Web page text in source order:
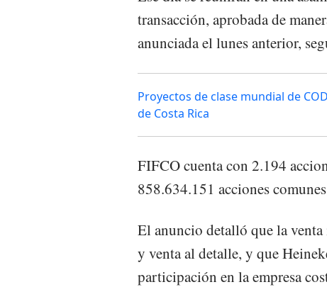
transacción, aprobada de
anunciada el lunes anterior,
Proyectos de clase mundial de
de Costa Rica
FIFCO cuenta con 2.194
858.634.151 acciones
El anuncio detalló que la
y venta al detalle, y que
participación en la empresa